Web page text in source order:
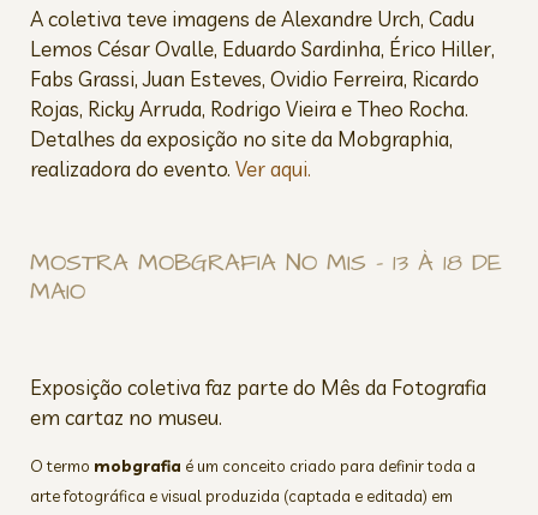
A coletiva teve imagens de Alexandre Urch, Cadu
Lemos César Ovalle, Eduardo Sardinha, Érico Hiller,
Fabs Grassi, Juan Esteves, Ovidio Ferreira, Ricardo
Rojas, Ricky Arruda, Rodrigo Vieira e Theo Rocha.
Detalhes da exposição no site da Mobgraphia,
realizadora do evento. Ver aqui.
MOSTRA MOBGRAFIA NO MIS – 13 À 18 DE
MAIO
Exposição coletiva faz parte do Mês da Fotografia
em cartaz no museu.
O termo mobgrafia é um conceito criado para definir toda a
arte fotográfica e visual produzida (captada e editada) em